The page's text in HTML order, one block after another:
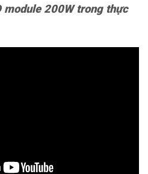
module 200W trong thực